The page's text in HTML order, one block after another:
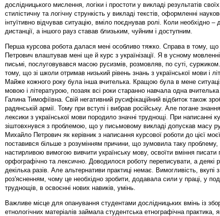
дослідницького мислення, логіки і простоти у викладі результатів
стилістичну та логічну стрункість у викладі текстів, оформленні
інтуїтивно відчував ситуацію, вміло поєднував ролі. Коли необхідно –
дистанції, а іншого рауз ставав близьким, чуйним і доступним.
Перша курсова робота далася мені особливо тяжко. Справа в тому,
Петрович влаштував мені ще й курс з українізації. Я в усному
письмі, послуговувався масою русизмів, розмовляв, по суті,
тому, що зі школи отримав низький рівень знань з української мови і
Майже кожного року була інша вчителька. Кращою була в мене
мовою і літературою, позаяк всі роки старанно навчала одна
Галина Тимофіївна. Свій негативний русифікаційний відбиток також
радянській армії. Тому при вступі і вибрав російську. Але погане
лексики з української мови породило значні труднощі. При написанні
зіштовхнувся з проблемою, що у письмовому викладі допускав масу
Михайло Петрович як керівник з написання курсової роботи до цієї
поставився більше з розумінням причини, що зумовила таку проблему,
настирливою вимогою вивчити українську мову, освоїти вміння писати
орфографічно та лексично. Доводилося роботу переписувати, а деякі
декілька разів. Але альтернативи практиці немає. Вимогливість, вкупі
роз'ясненням, чому це необхідно зробити, додавала сили у праці, у
труднощів, в освоєнні нових навиків, умінь.
Важливе місце для опанування студентами дослідницьких вмінь із
етнологічних матеріалів займала студентська етнографічна практика,